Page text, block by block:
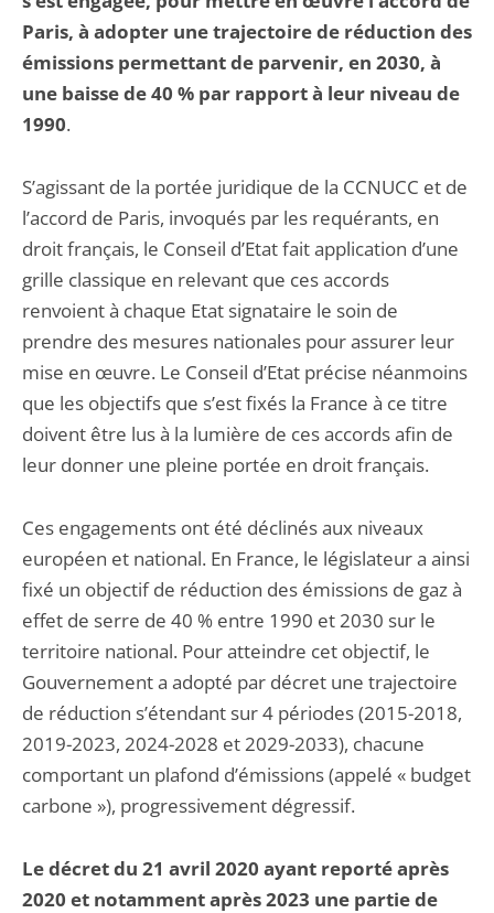
Paris, à adopter une trajectoire de réduction des
émissions permettant de parvenir, en 2030, à
une baisse de 40 % par rapport à leur niveau de
1990.
S’agissant de la portée juridique de la CCNUCC et de
l’accord de Paris, invoqués par les requérants, en
droit français, le Conseil d’Etat fait application d’une
grille classique en relevant que ces accords
renvoient à chaque Etat signataire le soin de
prendre des mesures nationales pour assurer leur
mise en œuvre. Le Conseil d’Etat précise néanmoins
que les objectifs que s’est fixés la France à ce titre
doivent être lus à la lumière de ces accords afin de
leur donner une pleine portée en droit français.
Ces engagements ont été déclinés aux niveaux
européen et national. En France, le législateur a ainsi
fixé un objectif de réduction des émissions de gaz à
effet de serre de 40 % entre 1990 et 2030 sur le
territoire national. Pour atteindre cet objectif, le
Gouvernement a adopté par décret une trajectoire
de réduction s’étendant sur 4 périodes (2015-2018,
2019-2023, 2024-2028 et 2029-2033), chacune
comportant un plafond d’émissions (appelé « budget
carbone »), progressivement dégressif.
Le décret du 21 avril 2020 ayant reporté après
2020 et notamment après 2023 une partie de